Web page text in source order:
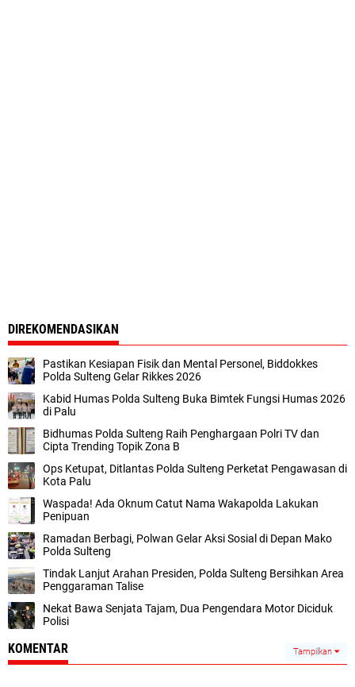
DIREKOMENDASIKAN
Pastikan Kesiapan Fisik dan Mental Personel, Biddokkes
Polda Sulteng Gelar Rikkes 2026
Kabid Humas Polda Sulteng Buka Bimtek Fungsi Humas 2026
di Palu
Bidhumas Polda Sulteng Raih Penghargaan Polri TV dan
Cipta Trending Topik Zona B
Ops Ketupat, Ditlantas Polda Sulteng Perketat Pengawasan di
Kota Palu
Waspada! Ada Oknum Catut Nama Wakapolda Lakukan
Penipuan
Ramadan Berbagi, Polwan Gelar Aksi Sosial di Depan Mako
Polda Sulteng
Tindak Lanjut Arahan Presiden, Polda Sulteng Bersihkan Area
Penggaraman Talise
Nekat Bawa Senjata Tajam, Dua Pengendara Motor Diciduk
Polisi
KOMENTAR Tampilkan